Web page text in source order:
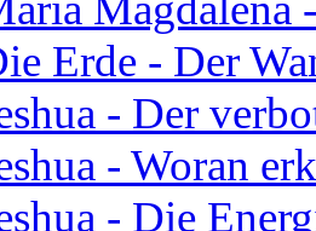
Erde - Der
- Der
- Woran
- Die